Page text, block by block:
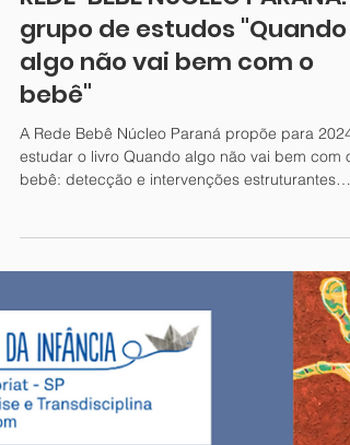
REDE-BEBÊ
14 de mar. de 2024
grupo de estudos "Quando
algo não vai bem com o
bebê"
A Rede Bebê Núcleo Paraná propõe para 2024
estudar o livro Quando algo não vai bem com o
bebê: detecção e intervenções estruturantes